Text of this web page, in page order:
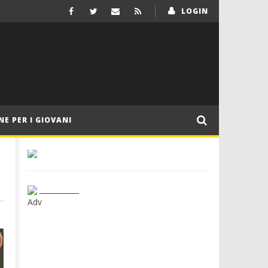
LOGIN
PER I GIOVANI
___________
Adv